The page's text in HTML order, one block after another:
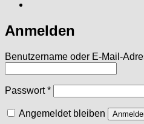
Anmelden
Benutzername oder E-Mail-
Passwort*Erforderlich
Angemeldet bleiben